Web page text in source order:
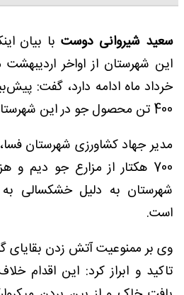
سعید شیروانی دوست با بیان
این شهرستان از اواخر اردیبهشت‌
خرداد ماه ادامه دارد، گفت:
400 تن محصول جو در این شهرستان برداشت شود.
مدیر جهاد کشاورزی شهرستان
شهرستان به دلیل خشکسالی
است.
وی بر ممنوعیت آتش زدن بقایای
تاکید و ابراز کرد: این اقدام